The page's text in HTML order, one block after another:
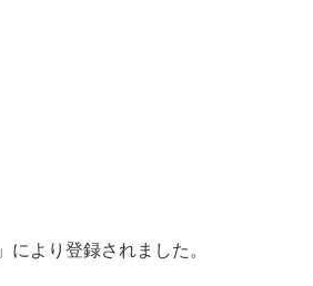
」により登録されました。